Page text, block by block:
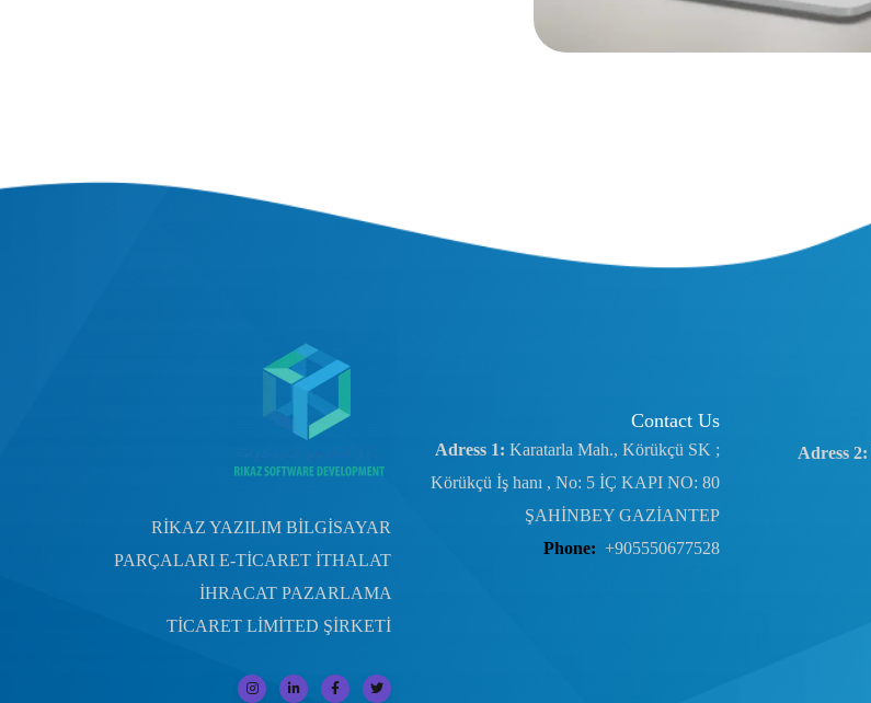
RİKAZ YAZILIM BİLGİSAYAR
PARÇALARI E-TİCARET İTHALAT
İHRACAT PAZARLAMA
TİCARET LİMİTED ŞİRKETİ
Contact Us
Adress 1: Karatarla Mah., Körükçü SK ;
Körükçü İş hanı , No: 5 İÇ KAPI NO: 80
ŞAHİNBEY GAZİANTEP
Phone: +905550677528
Adress 2: